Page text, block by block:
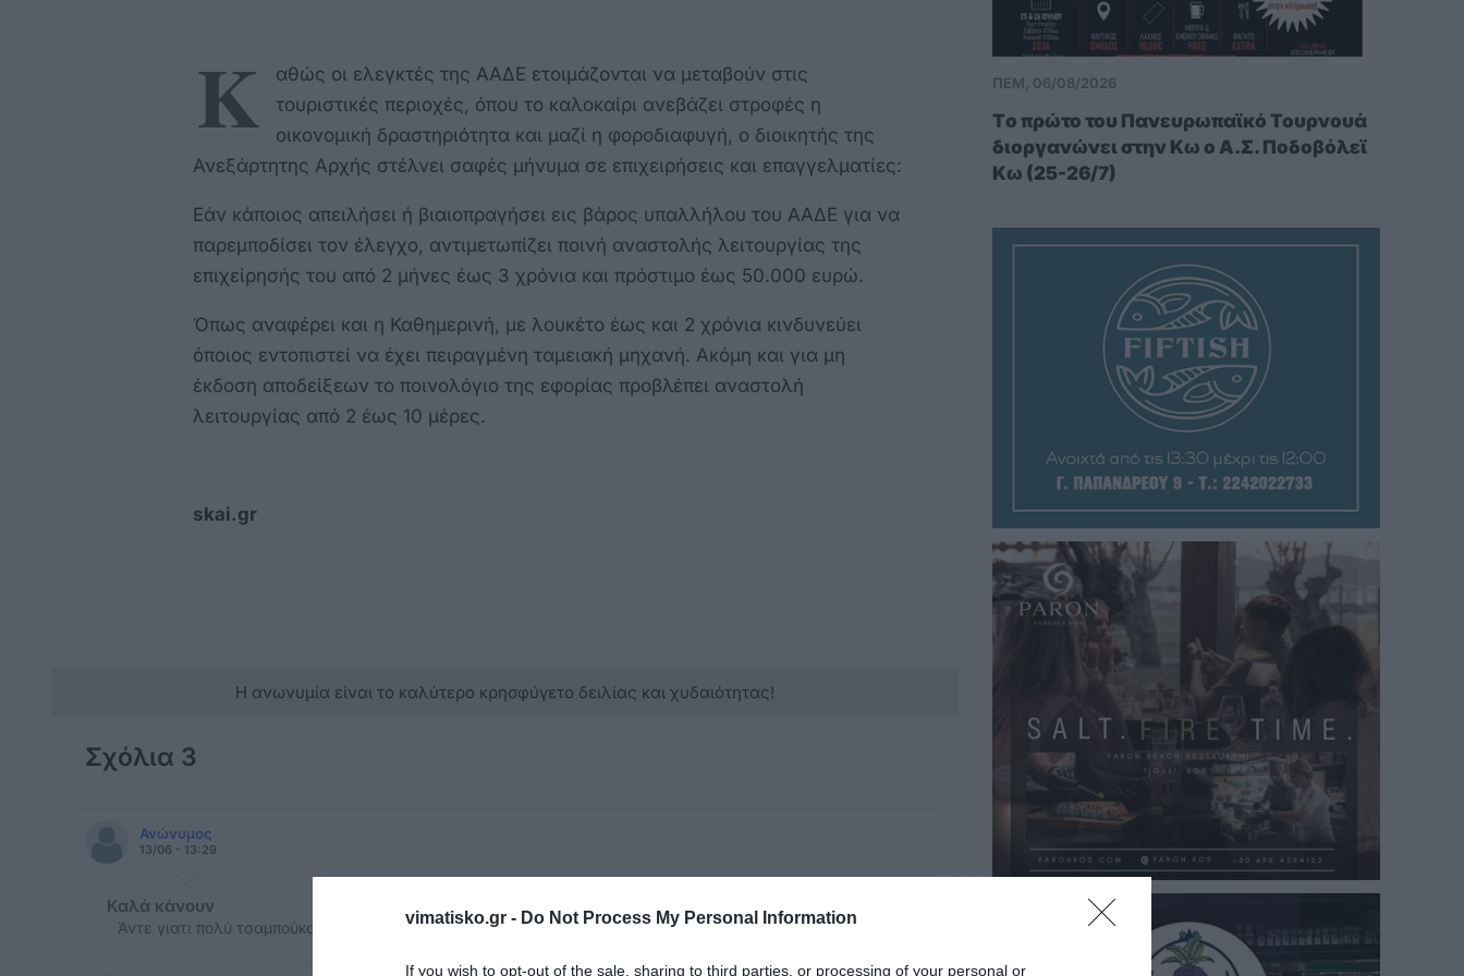
vimatisko.gr - Do Not Process My Personal Information
If you wish to opt-out of the sale, sharing to third parties, or processing of your personal or
Κ
αθώς οι ελεγκτές της ΑΑΔΕ ετοιμάζονται να μεταβούν στις
τουριστικές περιοχές, όπου το καλοκαίρι ανεβάζει στροφές η
οικονομική δραστηριότητα και μαζί η φοροδιαφυγή, ο διοικητής της
Ανεξάρτητης Αρχής στέλνει σαφές μήνυμα σε επιχειρήσεις και επαγγελματίες:
Εάν κάποιος απειλήσει ή βιαιοπραγήσει εις βάρος υπαλλήλου του ΑΑΔΕ για να
παρεμποδίσει τον έλεγχο, αντιμετωπίζει ποινή αναστολής λειτουργίας της
επιχείρησής του από 2 μήνες έως 3 χρόνια και πρόστιμο έως 50.000 ευρώ.
Όπως αναφέρει και η Καθημερινή, με λουκέτο έως και 2 χρόνια κινδυνεύει
όποιος εντοπιστεί να έχει πειραγμένη ταμειακή μηχανή. Ακόμη και για μη
έκδοση αποδείξεων το ποινολόγιο της εφορίας προβλέπει αναστολή
λειτουργίας από 2 έως 10 μέρες.
skai.gr
Η ανωνυμία είναι το καλύτερο κρησφύγετο δειλίας και χυδαιότητας!
Σχόλια 3
Ανώνυμος
13/06 - 13:29
Καλά κάνουν
Άντε γιατι πολύ τσαμπούκαδες έχουν γίνει μερικοί μερικοί
ΠΕΜ, 06/08/2026
Tο πρώτο του Πανευρωπαϊκό Τουρνουά
διοργανώνει στην Κω ο Α.Σ. Ποδοβόλεϊ
Κω (25-26/7)